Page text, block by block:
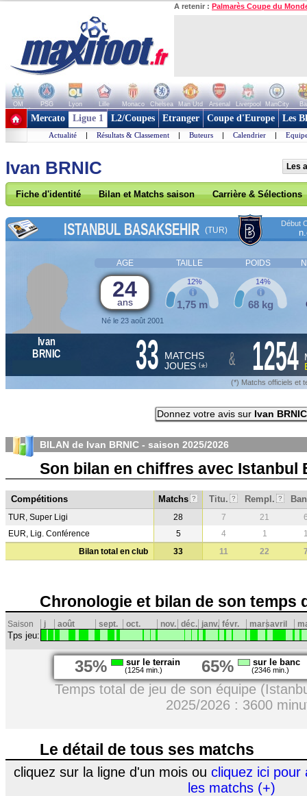
A retenir : Palmarès Coupe du
OM PSG Lyon Lille Monaco Chelsea Man Utd Arsenal Liverpool ManCity
+ de clubs
Mercato Ligue 1 L2/Coupes Etranger Coupe d'Europe Les
Actualité | Résultats & Classement | Buteurs | Calendrier |
Ivan BRNIC Les
Fiche d'identité Bilan et Matchs saison Carrière & Sélections
ISTANBUL BASAKSEHIR (TUR)
Début
AGE TAILLE POIDS
24
ans
Né le 23 août 2001
1,75 m
12%
68 kg
14%
Ivan
BRNIC
33 MATCHS
JOUES (*) & 1254
(*) Matchs officiels et
Donnez votre avis sur Ivan BRNIC
BILAN de Ivan BRNIC - saison 2025/2026
Son bilan en chiffres avec Istanbul
Compétitions Matchs ? Titu. ? Rempl. ?
TUR, Super Ligi 28 7 21
EUR, Lig. Conférence
5 4 1
Bilan total en club
33 11 22
Chronologie et bilan de son temps
Saison j août sept. oct. nov. déc. janv. févr. marsavril
Tps jeu:
35% sur le terrain
(1254 min.) 65% sur le banc
(2346 min.)
Temps total de jeu de son équipe
2025/2026 : 3600
Le détail de tous ses matchs
cliquez sur la ligne d'un mois ou cliquez ici pour
les matchs (+)